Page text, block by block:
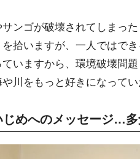
ンゴが破壊されてしまっ
拾いますが、一人ではで
いますから、環境破壊問
川をもっと好きになってい
じめへのメッセージ…